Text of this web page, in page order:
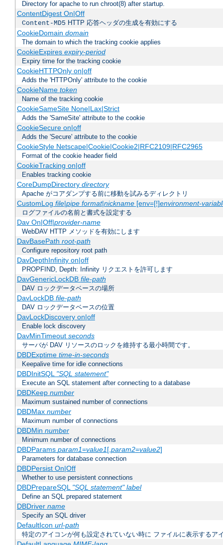
Directory for apache to run chroot(8) after startup.
ContentDigest On|Off
Content-MD5 HTTP 応答ヘッダの生成を有効にする
CookieDomain domain
The domain to which the tracking cookie applies
CookieExpires expiry-period
Expiry time for the tracking cookie
CookieHTTPOnly on|off
Adds the 'HTTPOnly' attribute to the cookie
CookieName token
Name of the tracking cookie
CookieSameSite None|Lax|Strict
Adds the 'SameSite' attribute to the cookie
CookieSecure on|off
Adds the 'Secure' attribute to the cookie
CookieStyle Netscape|Cookie|Cookie2|RFC2109|RFC2965
Format of the cookie header field
CookieTracking on|off
Enables tracking cookie
CoreDumpDirectory directory
Apache がコアダンプする前に移動を試みるディレクトリ
CustomLog file|pipe format|nickname[env=[!]environment-
ログファイルの名前と書式を設定する
Dav On|Off|provider-name
WebDAV HTTP メソッドを有効にします
DavBasePath root-path
Configure repository root path
DavDepthInfinity on|off
PROPFIND, Depth: Infinity リクエストを許可します
DavGenericLockDB file-path
DAV ロックデータベースの場所
DavLockDB file-path
DAV ロックデータベースの位置
DavLockDiscovery on|off
Enable lock discovery
DavMinTimeout seconds
サーバが DAV リソースのロックを維持する最小時間です。
DBDExptime time-in-seconds
Keepalive time for idle connections
DBDInitSQL "SQL statement"
Execute an SQL statement after connecting to a database
DBDKeep number
Maximum sustained number of connections
DBDMax number
Maximum number of connections
DBDMin number
Minimum number of connections
DBDParams param1=value1[,param2=value2]
Parameters for database connection
DBDPersist On|Off
Whether to use persistent connections
DBDPrepareSQL "SQL statement" label
Define an SQL prepared statement
DBDriver name
Specify an SQL driver
DefaultIcon url-path
特定のアイコンが何も設定されていない時に ファイルに表示するア